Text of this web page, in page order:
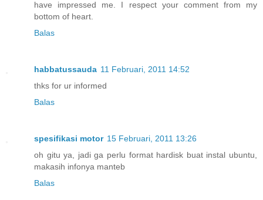
have impressed me. I respect your comment from my
bottom of heart.
Balas
habbatussauda 11 Februari, 2011 14:52
thks for ur informed
Balas
spesifikasi motor 15 Februari, 2011 13:26
oh gitu ya, jadi ga perlu format hardisk buat instal ubuntu,
makasih infonya manteb
Balas